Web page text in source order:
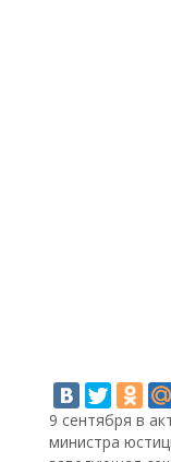
9 сентября в
министра